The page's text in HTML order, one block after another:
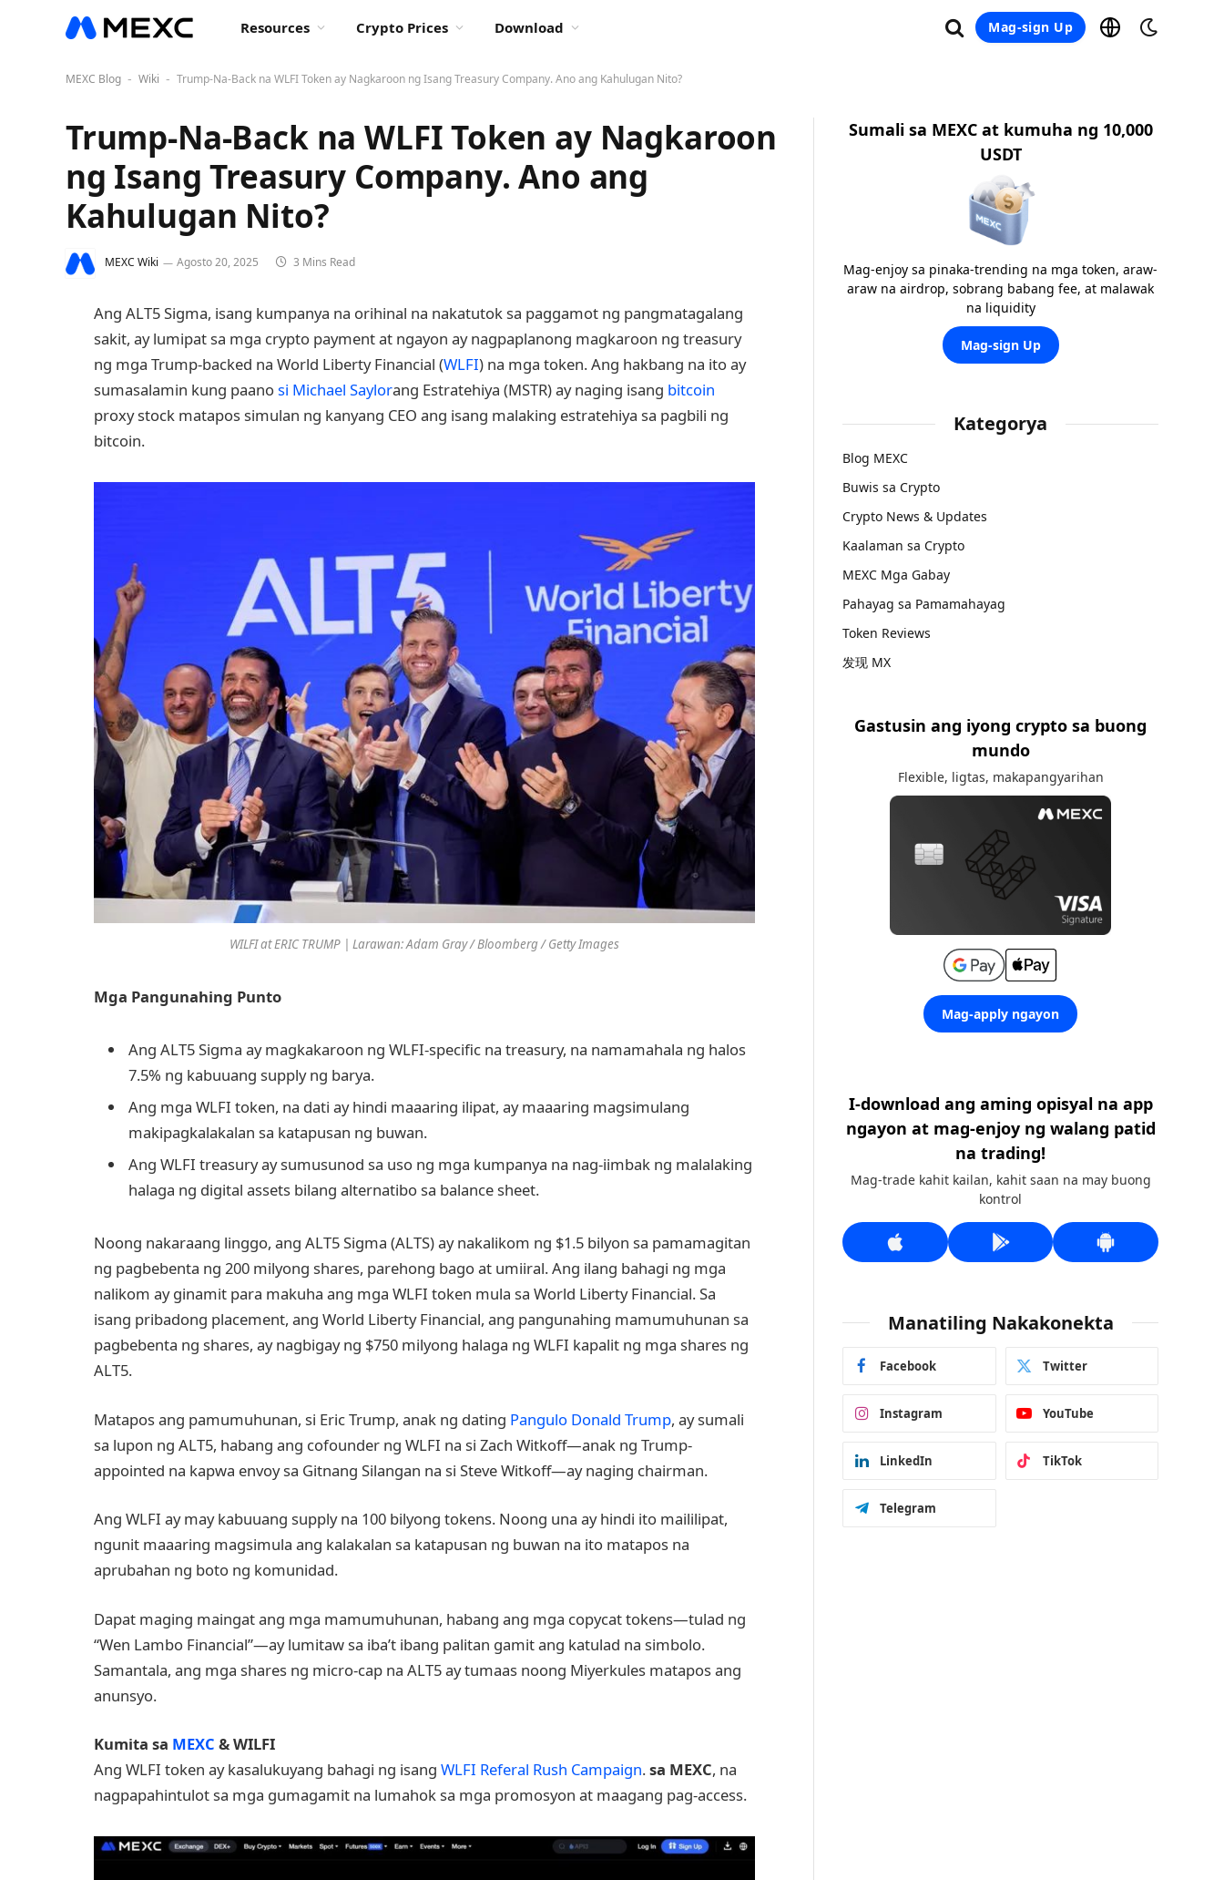
Resources Crypto Prices Download Mag-sign Up
MEXC Blog - Wiki - Trump-Na-Back na WLFI Token ay Nagkaroon ng Isang Treasury Company. Ano ang Kahulugan Nito?
Trump-Na-Back na WLFI Token ay Nagkaroon
ng Isang Treasury Company. Ano ang
Kahulugan Nito?
MEXC Wiki Agosto 20, 2025 3 Mins Read
Ang ALT5 Sigma, isang kumpanya na orihinal na nakatutok sa paggamot ng pangmatagalang
sakit, ay lumipat sa mga crypto payment at ngayon ay nagpaplanong magkaroon ng treasury
ng mga Trump-backed na World Liberty Financial (WLFI) na mga token. Ang hakbang na ito ay
sumasalamin kung paanosi Michael Saylorang Estratehiya (MSTR) ay naging isang bitcoin
proxy stock matapos simulan ng kanyang CEO ang isang malaking estratehiya sa pagbili ng
bitcoin.
WILFI at ERIC TRUMP | Larawan: Adam Gray / Bloomberg / Getty Images
Mga Pangunahing Punto
Ang ALT5 Sigma ay magkakaroon ng WLFI-specific na treasury, na namamahala ng halos
7.5% ng kabuuang supply ng barya.
Ang mga WLFI token, na dati ay hindi maaaring ilipat, ay maaaring magsimulang
makipagkalakalan sa katapusan ng buwan.
Ang WLFI treasury ay sumusunod sa uso ng mga kumpanya na nag-iimbak ng malalaking
halaga ng digital assets bilang alternatibo sa balance sheet.
Noong nakaraang linggo, ang ALT5 Sigma (ALTS) ay nakalikom ng $1.5 bilyon sa pamamagitan
ng pagbebenta ng 200 milyong shares, parehong bago at umiiral. Ang ilang bahagi ng mga
nalikom ay ginamit para makuha ang mga WLFI token mula sa World Liberty Financial. Sa
isang pribadong placement, ang World Liberty Financial, ang pangunahing mamumuhunan sa
pagbebenta ng shares, ay nagbigay ng $750 milyong halaga ng WLFI kapalit ng mga shares ng
ALT5.
Matapos ang pamumuhunan, si Eric Trump, anak ng dating Pangulo Donald Trump, ay sumali
sa lupon ng ALT5, habang ang cofounder ng WLFI na si Zach Witkoff—anak ng Trump-
appointed na kapwa envoy sa Gitnang Silangan na si Steve Witkoff—ay naging chairman.
Ang WLFI ay may kabuuang supply na 100 bilyong tokens. Noong una ay hindi ito maililipat,
ngunit maaaring magsimula ang kalakalan sa katapusan ng buwan na ito matapos na
aprubahan ng boto ng komunidad.
Dapat maging maingat ang mga mamumuhunan, habang ang mga copycat tokens—tulad ng
“Wen Lambo Financial”—ay lumitaw sa iba’t ibang palitan gamit ang katulad na simbolo.
Samantala, ang mga shares ng micro-cap na ALT5 ay tumaas noong Miyerkules matapos ang
anunsyo.
Kumita sa MEXC & WILFI
Ang WLFI token ay kasalukuyang bahagi ng isang WLFI Referal Rush Campaign.sa MEXC, na
nagpapahintulot sa mga gumagamit na lumahok sa mga promosyon at maagang pag-access.
Sumali sa MEXC at kumuha ng 10,000
USDT
Mag-enjoy sa pinaka-trending na mga token, araw-
araw na airdrop, sobrang babang fee, at malawak
na liquidity
Mag-sign Up
Kategorya
Blog MEXC
Buwis sa Crypto
Crypto News & Updates
Kaalaman sa Crypto
MEXC Mga Gabay
Pahayag sa Pamamahayag
Token Reviews
发现 MX
Gastusin ang iyong crypto sa buong
mundo
Flexible, ligtas, makapangyarihan
Mag-apply ngayon
I-download ang aming opisyal na app
ngayon at mag-enjoy ng walang patid
na trading!
Mag-trade kahit kailan, kahit saan na may buong
kontrol
Manatiling Nakakonekta
Facebook Twitter
Instagram YouTube
LinkedIn TikTok
Telegram